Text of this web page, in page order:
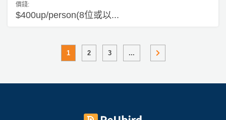
價錢:
$400up/person(8位或以...
1 2 3 ...